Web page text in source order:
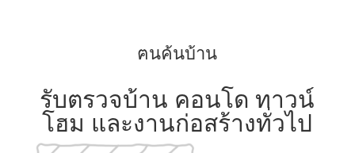
ฅนค้นบ้าน
รับตรวจบ้าน คอนโด ทาวน์
โฮม และงานก่อสร้างทั่วไป